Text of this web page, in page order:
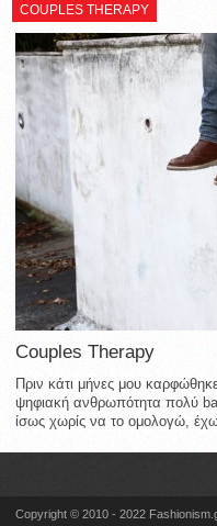
COUPLES THERAPY
Couples Therapy
Πριν κάτι μήνες μου
ψηφιακή ανθρωπότητα πολύ
ίσως χωρίς να το ομολογώ, έχω
Copyright © 2010 - 2022